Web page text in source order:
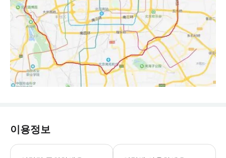
이용정보
- 차량 정보 * 5인승 차량 * 탑승객 인
- 추가정보 * 차량 내 음식물 섭취는